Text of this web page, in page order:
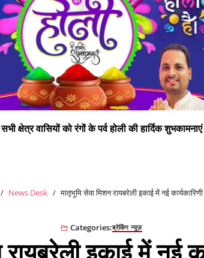
सभी क्षेत्र वासियों को रंगों के पर्व होली की हार्दिक शुभकामनाएं
News Desk मातृभूमि सेवा मिशन रायबरेली इकाई में नई
Categories:ब्रेकिंग न्यूज़